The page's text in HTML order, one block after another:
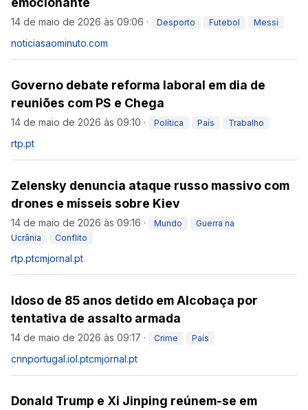
14 de maio de 2026 às 09:06 · Desporto Futebol Messi
noticiasaominuto.com
Governo debate reforma laboral em dia de
reuniões com PS e Chega
14 de maio de 2026 às 09:10 · Política País Trabalho
rtp.pt
Zelensky denuncia ataque russo massivo com
drones e mísseis sobre Kiev
14 de maio de 2026 às 09:16 · Mundo
Guerra na
Ucrânia
Conflito
rtp.ptcmjornal.pt
Idoso de 85 anos detido em Alcobaça por
tentativa de assalto armada
14 de maio de 2026 às 09:17 · Crime País
cnnportugal.iol.ptcmjornal.pt
Donald Trump e Xi Jinping reúnem-se em